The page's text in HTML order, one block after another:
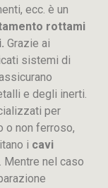
ecc. è un
rottami
Grazie ai
sistemi di
e degli inerti.
per
o non ferroso,
i cavi
Mentre nel caso